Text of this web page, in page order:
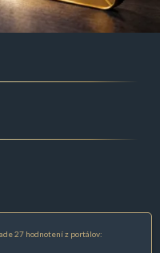
27 hodnotení z portálov: